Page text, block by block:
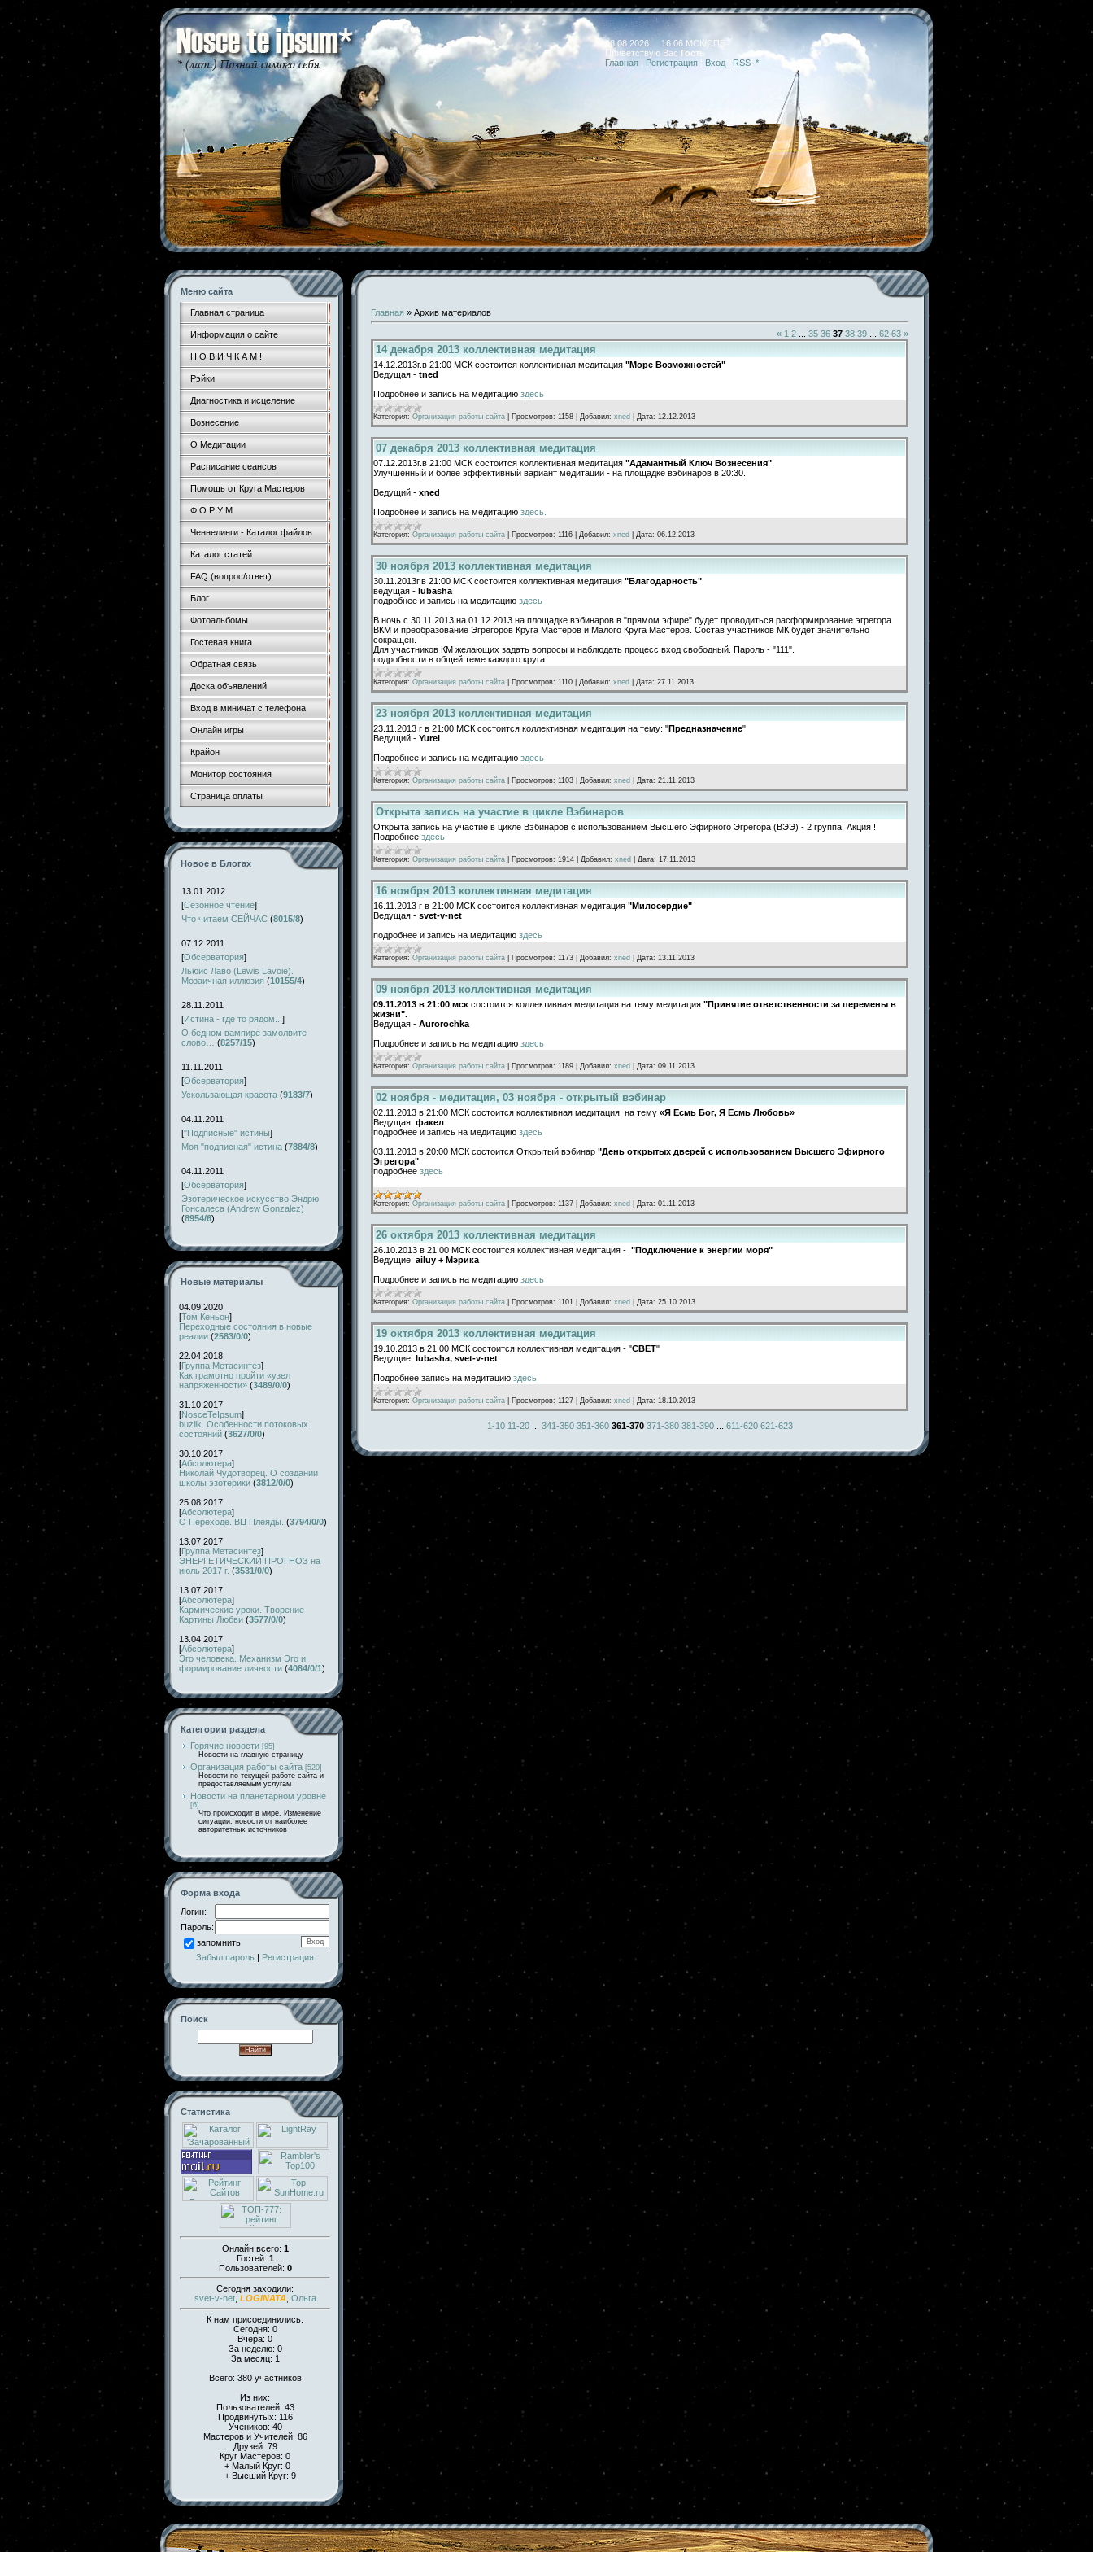
08.08.2026 16:06 МСК/СПБ
Приветствую Вас Гость
Главная | Регистрация | Вход RSS *
Меню сайта
Главная страница
Информация о сайте
Н О В И Ч К А М !
Рэйки
Диагностика и исцеление
Вознесение
О Медитации
Расписание сеансов
Помощь от Круга Мастеров
Ф О Р У М
Ченнелинги - Каталог файлов
Каталог статей
FAQ (вопрос/ответ)
Блог
Фотоальбомы
Гостевая книга
Обратная связь
Доска объявлений
Вход в миничат с телефона
Онлайн игры
Крайон
Монитор состояния
Страница оплаты
Новое в Блогах
13.01.2012
[Сезонное чтение]
Что читаем СЕЙЧАС (8015/8)
07.12.2011
[Обсерватория]
Льюис Лаво (Lewis Lavoie).
Мозаичная иллюзия (10155/4)
28.11.2011
[Истина - где то рядом... ]
О бедном вампире замолвите
слово…
(8257/15)
11.11.2011
[Обсерватория]
Ускользающая красота (9183/7)
04.11.2011
["Подписные" истины]
Моя "подписная" истина (7884/8)
04.11.2011
[Обсерватория]
Эзотерическое искусство Эндрю
Гонсалеса (Andrew Gonzalez)
(8954/6)
Новые материалы
04.09.2020
[Том Кеньон]
Переходные состояния в новые
реалии (2583/0/0)
22.04.2018
[Группа Метасинтез]
Как грамотно пройти «узел
напряженности» (3489/0/0)
31.10.2017
[NosceTeIpsum]
buzlik. Особенности потоковых
состояний (3627/0/0)
30.10.2017
[Абсолютера]
Николай Чудотворец. О создании
школы эзотерики (3812/0/0)
25.08.2017
[Абсолютера]
О Переходе. ВЦ Плеяды. (3794/0/0)
13.07.2017
[Группа Метасинтез]
ЭНЕРГЕТИЧЕСКИЙ ПРОГНОЗ на
июль 2017 г. (3531/0/0)
13.07.2017
[Абсолютера]
Кармические уроки. Творение
Картины Любви (3577/0/0)
13.04.2017
[Абсолютера]
Эго человека. Механизм Эго и
формирование личности (4084/0/1)
Категории раздела
Горячие новости [95]
Новости на главную страницу
Организация работы сайта [520]
Новости по текущей работе сайта и
предоставляемым услугам
Новости на планетарном уровне
[6]
Что происходит в мире. Изменение
ситуации, новости от наиболее
авторитетных источников
Форма входа
Логин:
Пароль:
запомнить
Забыл пароль | Регистрация
Поиск
Статистика
Онлайн всего: 1
Гостей: 1
Пользователей: 0
Сегодня заходили:
svet-v-net, LOGINATA Ольга
К нам присоединились:
Сегодня: 0
Вчера: 0
За неделю: 0
За месяц: 1
Всего: 380 участников
Из них:
Пользователей: 43
Продвинутых: 116
Учеников: 40
Мастеров и Учителей: 86
Друзей: 79
Круг Мастеров: 0
+ Малый Круг: 0
+ Высший Круг: 9
Главная » Архив материалов
« 1 2 35 36 37 38 39 62 63 »
14 декабря 2013 коллективная медитация
14.12.2013г.в 21:00 МСК состоится коллективная медитация "Море Возможностей"
Ведущая - tned
Подробнее и запись на медитацию здесь
Категория: Организация работы сайта Просмотров: 1158 Добавил: xned Дата: 12.12.2013
07 декабря 2013 коллективная медитация
07.12.2013г.в 21:00 МСК состоится коллективная медитация "Адамантный Ключ Вознесения"
Улучшенный и более эффективный вариант медитации - на площадке вэбинаров в 20:30.
Ведущий - xned
Подробнее и запись на медитацию здесь.
Категория: Организация работы сайта Просмотров: 1116 Добавил: xned Дата: 06.12.2013
30 ноября 2013 коллективная медитация
30.11.2013г.в 21:00 МСК состоится коллективная медитация "Благодарность"
ведущая - lubasha
подробнее и запись на медитацию здесь
В ночь с 30.11.2013 на 01.12.2013 на площадке вэбинаров в "прямом эфире" будет проводиться расформирование эгрегора
ВКМ и преобразование Эгрегоров Круга Мастеров и Малого Круга Мастеров. Состав участников МК будет значительно
сокращен.
Для участников КМ желающих задать вопросы и наблюдать процесс вход свободный. Пароль - "111".
подробности в общей теме каждого круга.
Категория: Организация работы сайта Просмотров: 1110 Добавил: xned Дата: 27.11.2013
23 ноября 2013 коллективная медитация
23.11.2013 г в 21:00 МСК состоится коллективная медитация на тему: "Предназначение"
Ведущий - Yurei
Подробнее и запись на медитацию здесь
Категория: Организация работы сайта Просмотров: 1103 Добавил: xned Дата: 21.11.2013
Открыта запись на участие в цикле Вэбинаров
Открыта запись на участие в цикле Вэбинаров с использованием Высшего Эфирного Эгрегора (ВЭЭ) - 2 группа. Акция !
Подробнее здесь
Категория: Организация работы сайта Просмотров: 1914 Добавил: xned Дата: 17.11.2013
16 ноября 2013 коллективная медитация
16.11.2013 г в 21:00 МСК состоится коллективная медитация "Милосердие"
Ведущая - svet-v-net
подробнее и запись на медитацию здесь
Категория: Организация работы сайта Просмотров: 1173 Добавил: xned Дата: 13.11.2013
09 ноября 2013 коллективная медитация
09.11.2013 в 21:00 мск состоится коллективная медитация на тему медитация "Принятие ответственности за перемены в
жизни".
Ведущая - Aurorochka
Подробнее и запись на медитацию здесь
Категория: Организация работы сайта Просмотров: 1189 Добавил: xned Дата: 09.11.2013
02 ноября - медитация, 03 ноября - открытый вэбинар
02.11.2013 в 21:00 МСК состоится коллективная медитация на тему «Я Есмь Бог, Я Есмь Любовь»
Ведущая: факел
подробнее и запись на медитацию здесь
03.11.2013 в 20:00 МСК состоится Открытый вэбинар "День открытых дверей с использованием Высшего Эфирного
Эгрегора"
подробнее здесь
Категория: Организация работы сайта Просмотров: 1137 Добавил: xned Дата: 01.11.2013
26 октября 2013 коллективная медитация
26.10.2013 в 21.00 МСК состоится коллективная медитация - "Подключение к энергии моря"
Ведущие: ailuy + Мэрика
Подробнее и запись на медитацию здесь
Категория: Организация работы сайта Просмотров: 1101 Добавил: xned Дата: 25.10.2013
19 октября 2013 коллективная медитация
19.10.2013 в 21.00 МСК состоится коллективная медитация - "СВЕТ"
Ведущие: lubasha, svet-v-net
Подробнее запись на медитацию здесь
Категория: Организация работы сайта Просмотров: 1127 Добавил: xned Дата: 18.10.2013
1-10 11-20 341-350 351-360 361-370 371-380 381-390 611-620 621-623